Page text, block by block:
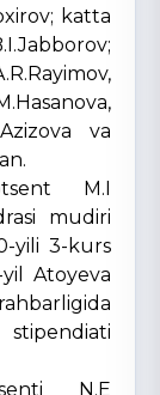
katta
va
M.I
mudiri
yili 3-kurs
Atoyeva
N.E